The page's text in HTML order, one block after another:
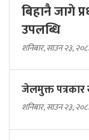
बिहानै जागे
उपलब्धि
शनिबार, साउन २३,
जेलमुक्त
शनिबार, साउन २३,